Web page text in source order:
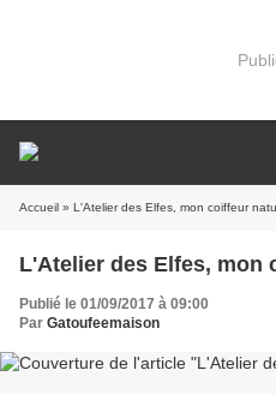
Accueil » L'Atelier des Elfes, mon coiffeur
L'Atelier des Elfes, mon
Publié le 01/09/2017 à 09:00
Par Gatoufeemaison